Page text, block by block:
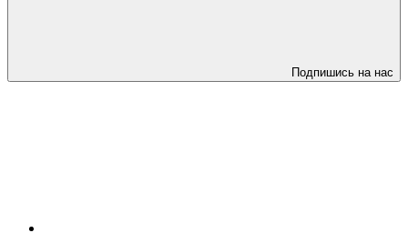
Подпишись на нас